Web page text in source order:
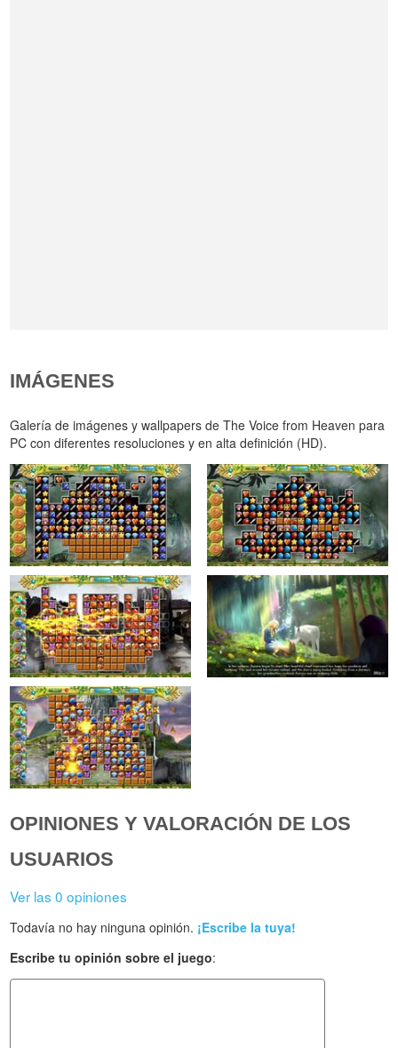
IMÁGENES
Galería de imágenes y wallpapers de The Voice from Heaven para
PC con diferentes resoluciones y en alta definición (HD).
OPINIONES Y VALORACIÓN DE LOS
USUARIOS
Ver las 0 opiniones
Todavía no hay ninguna opinión. ¡Escribe la tuya!
Escribe tu opinión sobre el juego: